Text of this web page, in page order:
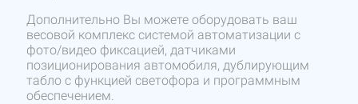
Дополнительно Вы можете оборудовать ваш
весовой комплекс системой автоматизации с
фото/видео фиксацией, датчиками
позиционирования автомобиля, дублирующим
табло с функцией светофора и программным
обеспечением.